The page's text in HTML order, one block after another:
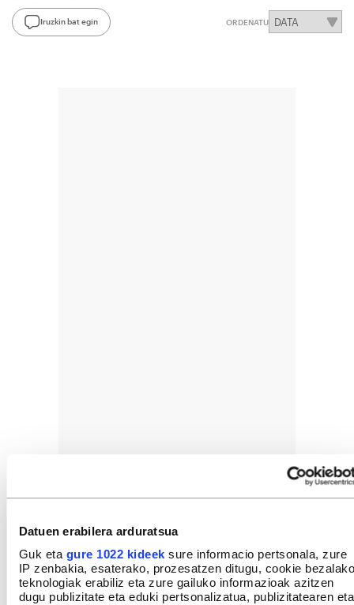
Datuen erabilera arduratsua
Guk eta gure 1022 kideek sure informacio pertsonala, zure
IP zenbakia, esaterako, prozesatzen ditugu, cookie bezalako
teknologiak erabiliz eta zure gailuko informazioak azitzen
dugu publizitate eta eduki pertsonalizatua, publizitatearen eta
Iruzkin bat egin ORDENATU